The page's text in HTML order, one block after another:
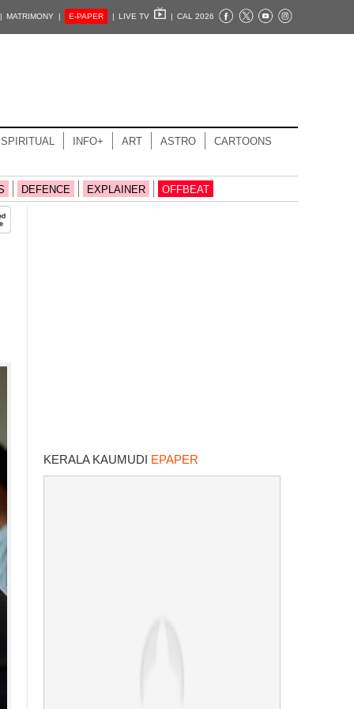
MATRIMONY | E-PAPER | LIVE TV | CAL 2026
SPIRITUAL INFO+ ART ASTRO CARTOONS
DEFENCE EXPLAINER OFFBEAT
KERALA KAUMUDI EPAPER